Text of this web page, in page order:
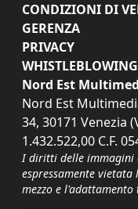
CONDIZIONI DI
GERENZA
PRIVACY
WHISTLEBLOWING
Nord Est
Nord Est
34, 30171 Venezia
1.432.522,00 C.F.
I diritti delle immagini
espressamente
mezzo e